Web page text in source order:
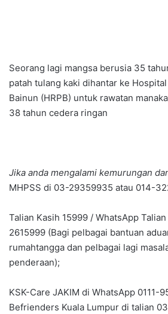
Seorang lagi mangsa berusia 35
patah tulang kaki dihantar ke
Bainun (HRPB) untuk rawatan
38 tahun cedera ringan
Jika anda mengalami kemurungan
MHPSS di 03-29359935 atau 014-
Talian Kasih 15999 / WhatsApp
2615999 (Bagi pelbagai bantuan
rumahtangga dan pelbagai lagi
penderaan);
KSK-Care JAKIM di WhatsApp 0111-
Befrienders Kuala Lumpur di talian